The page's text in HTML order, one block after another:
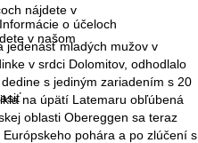
nájdete v
o účeloch
v našom
jedenásť mladých mužov v
v srdci Dolomitov, odhodlalo
s jediným zariadením s 20
na úpätí Latemaru obľúbená
oblasti Obereggen sa teraz
pohára a po zlúčení s